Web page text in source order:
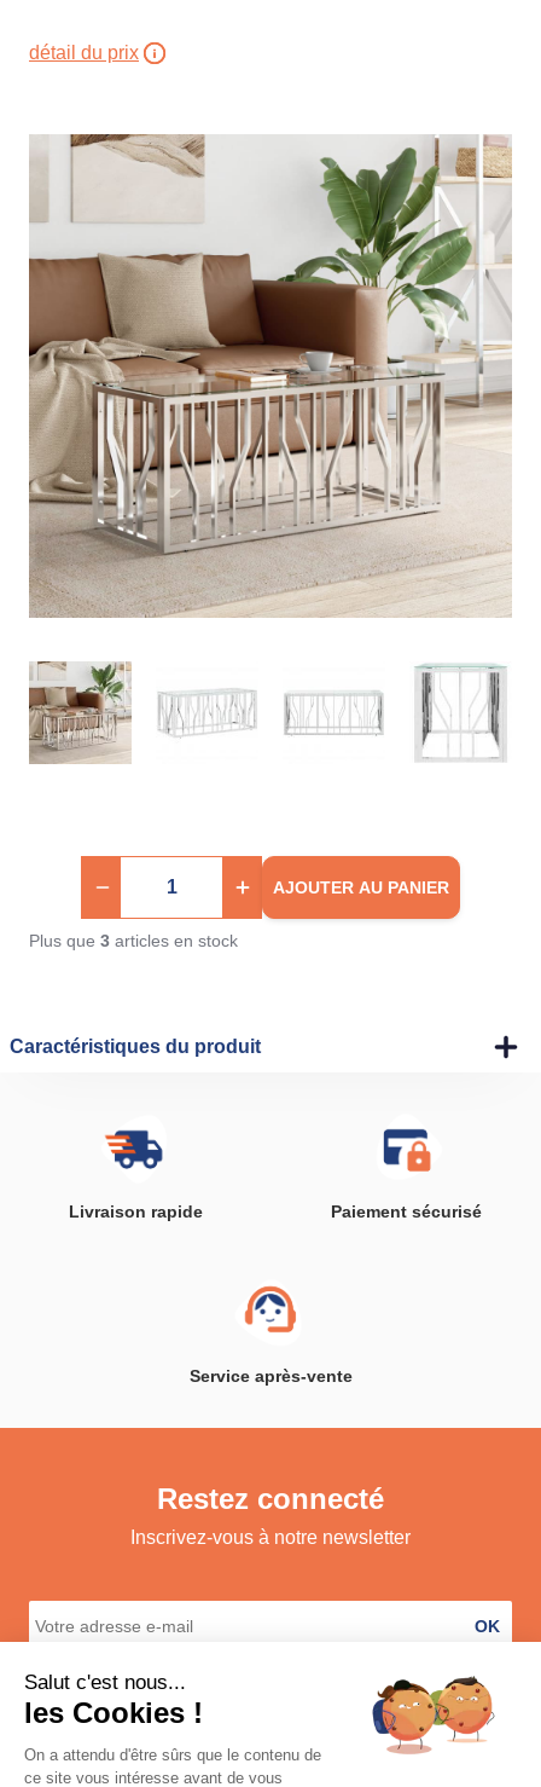
détail du prix
AJOUTER AU PANIER
Plus que 3 articles en stock
Caractéristiques du produit
Livraison rapide Paiement sécurisé
Service après-vente
Restez connecté
Inscrivez-vous à notre newsletter
OK
A propos